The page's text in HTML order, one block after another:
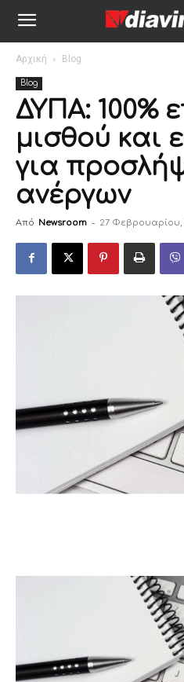
Αρχική Blog
Blog
ΔΥΠΑ: 100%
μισθού και
για
ανέργων
Από Newsroom - 27 Φεβρουαρίου,